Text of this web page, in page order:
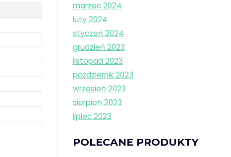
marzec 2024
luty 2024
styczeń 2024
grudzień 2023
listopad 2023
październik 2023
wrzesień 2023
sierpień 2023
lipiec 2023
POLECANE PRODUKTY